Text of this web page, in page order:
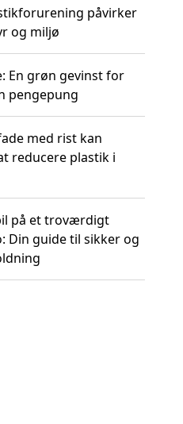
påvirker
og miljø
En grøn gevinst for
pengepung
med rist kan
reducere plastik i
på et troværdigt
Din guide til sikker og